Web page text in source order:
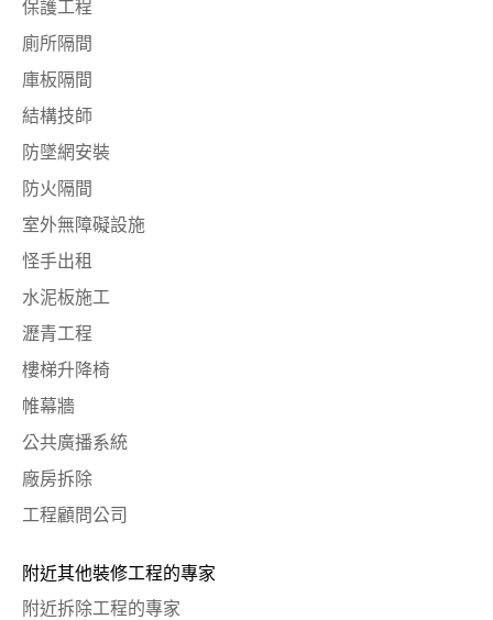
保護工程
廁所隔間
庫板隔間
結構技師
防墜網安裝
防火隔間
室外無障礙設施
怪手出租
水泥板施工
瀝青工程
樓梯升降椅
帷幕牆
公共廣播系統
廠房拆除
工程顧問公司
附近其他裝修工程的專家
附近拆除工程的專家